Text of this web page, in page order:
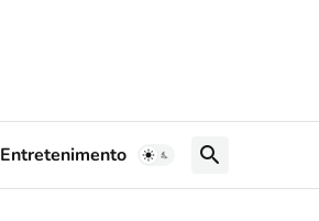
Entretenimento